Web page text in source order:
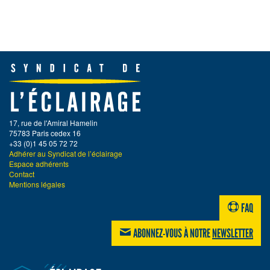
17, rue de l'Amiral Hamelin
75783 Paris cedex 16
+33 (0)1 45 05 72 72
Adhérer au Syndicat de l’éclairage
Espace adhérents
Contact
Mentions légales
FAQ
ABONNEZ-VOUS À NOTRENEWSLETTER